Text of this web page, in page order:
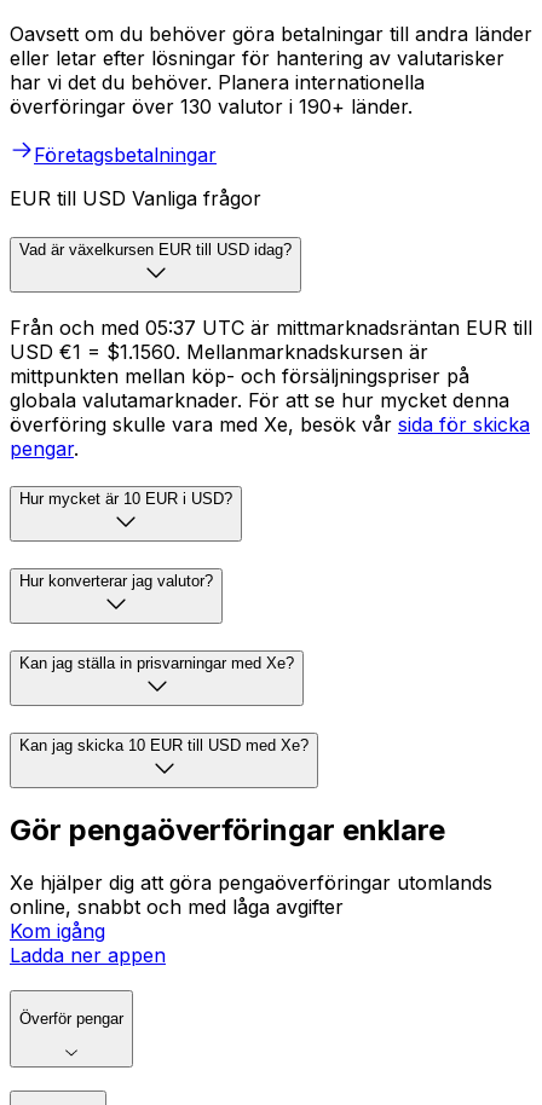
Oavsett om du behöver göra betalningar till andra länder
eller letar efter lösningar för hantering av valutarisker
har vi det du behöver. Planera internationella
överföringar över 130 valutor i 190+ länder.
Företagsbetalningar
EUR till USD Vanliga frågor
Vad är växelkursen EUR till USD idag?
Från och med 05:37 UTC är mittmarknadsräntan EUR till
USD €1 = $1.1560. Mellanmarknadskursen är
mittpunkten mellan köp- och försäljningspriser på
globala valutamarknader. För att se hur mycket denna
överföring skulle vara med Xe, besök vår sida för skicka
pengar.
Hur mycket är 10 EUR i USD?
Hur konverterar jag valutor?
Kan jag ställa in prisvarningar med Xe?
Kan jag skicka 10 EUR till USD med Xe?
Gör pengaöverföringar enklare
Xe hjälper dig att göra pengaöverföringar utomlands
online, snabbt och med låga avgifter
Kom igång
Ladda ner appen
Överför pengar